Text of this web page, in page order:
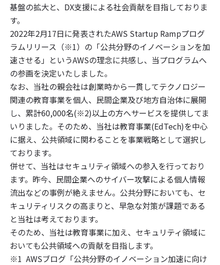
基盤の拡大と、DX支援による社会貢献を目指しておりま
す。
2022年2月17日に発表されたAWS Startup Rampプログ
ラムリリース（※1）の「公共分野のイノベーションを加
速させる」というAWSの理念に共感し、当プログラムへ
の参画を決定いたしました。
なお、当社の親会社は創業時から一貫してテクノロジー
関連の教育事業を個人、民間企業及び地方自治体に展開
し、累計60,000名(※2)以上の方へサービスを提供してま
いりました。そのため、当社は教育事業(EdTech)を中心
に据え、公共領域に関わることを事業戦略として選択し
ております。
併せて、当社はセキュリティ領域への参入を行っており
ます。昨今、民間企業へのサイバー攻撃による個人情報
流出などの事例が絶えません。公共分野においても、セ
キュリティリスクの高まりと、早急な対策が課題である
と当社は考えております。
そのため、当社は教育事業に加え、セキュリティ領域に
おいても公共領域への貢献を目指します。
※1 AWSブログ「公共分野のイノベーション加速に向け